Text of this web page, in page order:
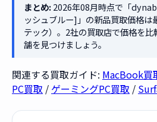
まとめ:2026年08月時点で「
ッシュブルー]」の新品買取価格は
テック）。2社の買取店で価格を
舗を見つけましょう。
関連する買取ガイド: MacBook買
PC買取 / ゲーミングPC買取 /